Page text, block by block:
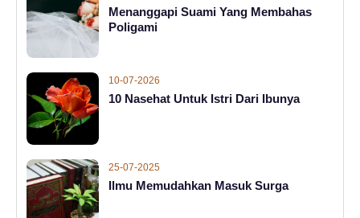
Menanggapi Suami Yang Membahas
Poligami
10-07-2026
10 Nasehat Untuk Istri Dari Ibunya
25-07-2025
Ilmu Memudahkan Masuk Surga